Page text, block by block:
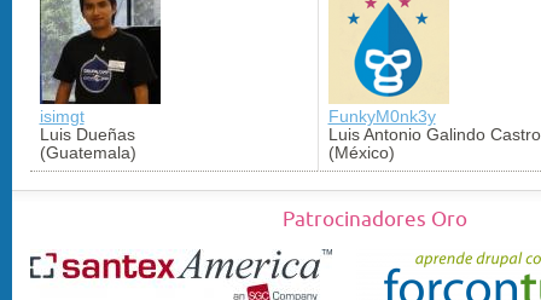
isimgt
Luis Dueñas
(Guatemala)
FunkyM0nk3y
Luis Antonio Galindo Castro
(México)
Patrocinadores Oro